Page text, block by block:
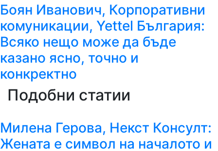
Боян Иванович, Корпоративни
комуникации, Yettel България:
Всяко нещо може да бъде
казано ясно, точно и
конкректно
Подобни статии
Милена Герова, Некст Консулт:
Жената е символ на началото и